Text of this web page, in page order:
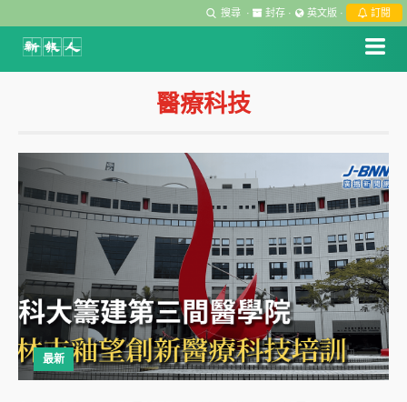
搜尋 · 封存 · 英文版 · 訂閱
醫療科技
最新